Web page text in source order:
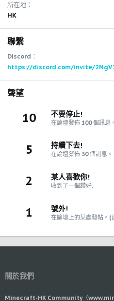
所在地
HK
聯繫
Discord
https://discord.com/invite/
聲望
10 不要停止!
在論壇發佈 100 個訊息。
5 持續下去!
在論壇發佈 30 個訊息。
2 某人喜歡你!
收到了一個讚好.
1 號外!
在論壇上的某處發帖。(
關於我們
Minecraft-HK Community（